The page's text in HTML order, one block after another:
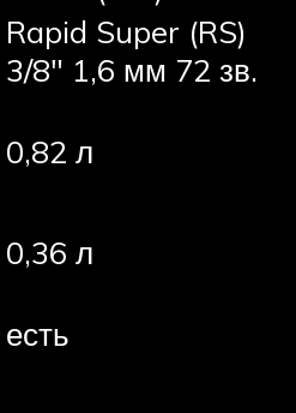
Rapid Super (RS)
3/8″ 1,6 мм 72 зв.
0,82 л
0,36 л
есть